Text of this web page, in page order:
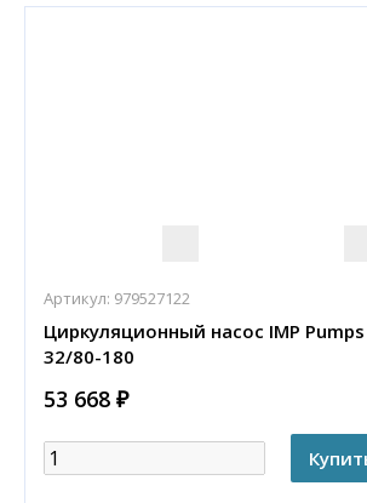
Артикул: 979527122
Циркуляционный насос IMP Pumps
32/80-180
53 668 ₽